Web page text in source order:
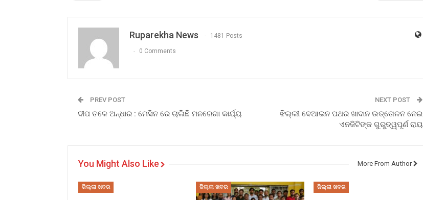
Ruparekha News 1481 Posts
0 Comments
PREV POST
ଦୀପ ତଳେ ଅନ୍ଧାର : ମେସିନ ରେ ଚାଲିଛି ମନରେଗା କାର୍ଯ୍ୟ
NEXT POST
ଝିଲ୍ଲୀ ବେଆଇନ ପଥର ଖାଦାନ ଉତ୍ତୋଳନ ନେଇ
ଏନଜିଟିଙ୍କ ଗୁରୁତ୍ୱପୂର୍ଣ ରାୟ
You Might Also Like More From Author
ଜିଲ୍ଲା ଖବର ଜିଲ୍ଲା ଖବର ଜିଲ୍ଲା ଖବର